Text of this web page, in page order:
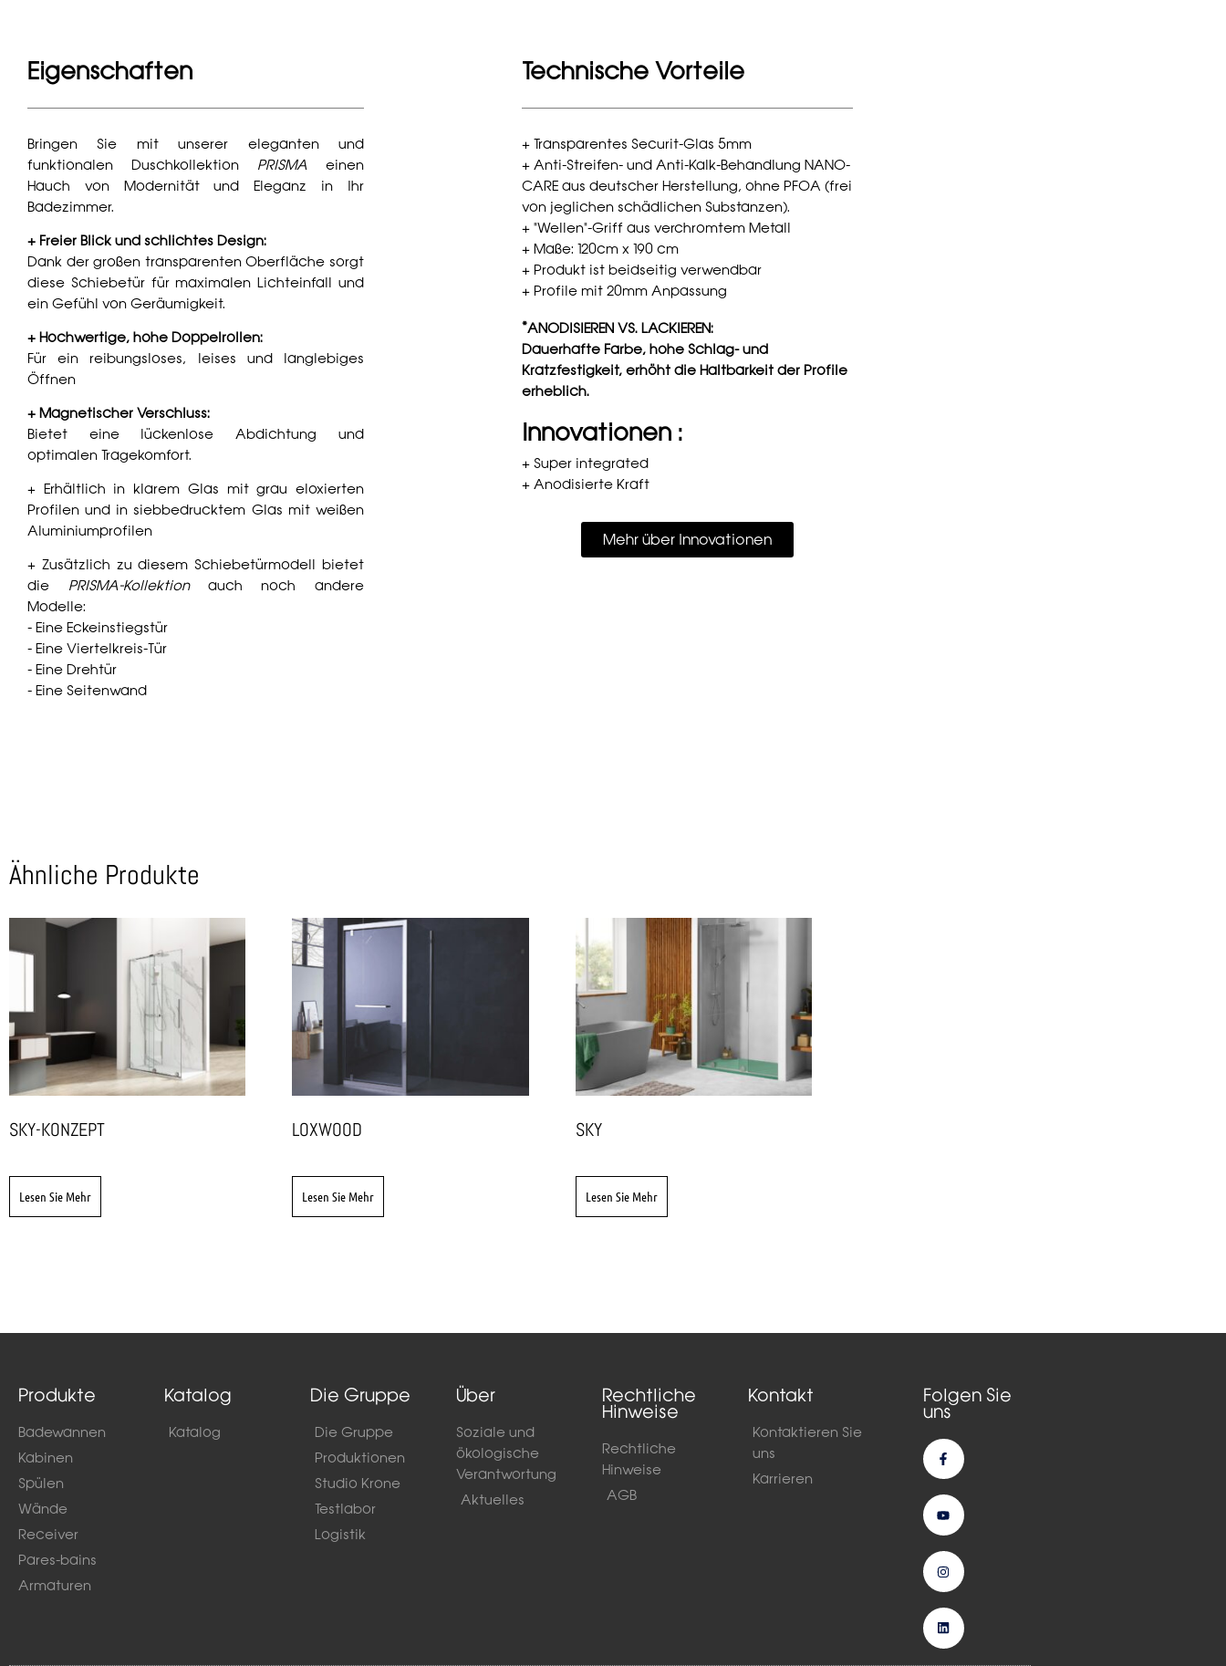
Eigenschaften
Bringen Sie mit unserer eleganten und
funktionalen Duschkollektion PRISMAeinen
Hauch von Modernität und Eleganz in Ihr
Badezimmer.
+ Freier Blick und schlichtes Design:
Dank der großen transparenten Oberfläche sorgt
diese Schiebetür für maximalen Lichteinfall und
ein Gefühl von Geräumigkeit.
+ Hochwertige, hohe Doppelrollen:
Für ein reibungsloses, leises und langlebiges
Öffnen
+ Magnetischer Verschluss:
Bietet eine lückenlose Abdichtung und
optimalen Tragekomfort.
+ Erhältlich in klarem Glas mit grau eloxierten
Profilen und in siebbedrucktem Glas mit weißen
Aluminiumprofilen
+ Zusätzlich zu diesem Schiebetürmodell bietet
die PRISMA-Kollektionauch noch andere
Modelle:
- Eine Eckeinstiegstür
- Eine Viertelkreis-Tür
- Eine Drehtür
- Eine Seitenwand
Technische Vorteile
+ Transparentes Securit-Glas 5mm
+ Anti-Streifen- und Anti-Kalk-Behandlung NANO-
CARE aus deutscher Herstellung, ohne PFOA (frei
von jeglichen schädlichen Substanzen).
+ "Wellen"-Griff aus verchromtem Metall
+ Maße: 120cm x 190 cm
+ Produkt ist beidseitig verwendbar
+ Profile mit 20mm Anpassung
*ANODISIEREN VS. LACKIEREN:
Dauerhafte Farbe, hohe Schlag- und
Kratzfestigkeit, erhöht die Haltbarkeit der Profile
erheblich.
Innovationen :
+ Super integrated
+ Anodisierte Kraft
Mehr über Innovationen
Ähnliche Produkte
SKY-KONZEPT
Lesen Sie Mehr
LOXWOOD
Lesen Sie Mehr
SKY
Lesen Sie Mehr
Produkte
Badewannen
Kabinen
Spülen
Wände
Receiver
Pares-bains
Armaturen
Katalog
Katalog
Die Gruppe
Die Gruppe
Produktionen
Studio Krone
Testlabor
Logistik
Über
Soziale und
ökologische
Verantwortung
Aktuelles
Rechtliche
Hinweise
Rechtliche
Hinweise
AGB
Kontakt
Kontaktieren Sie
uns
Karrieren
Folgen Sie
uns